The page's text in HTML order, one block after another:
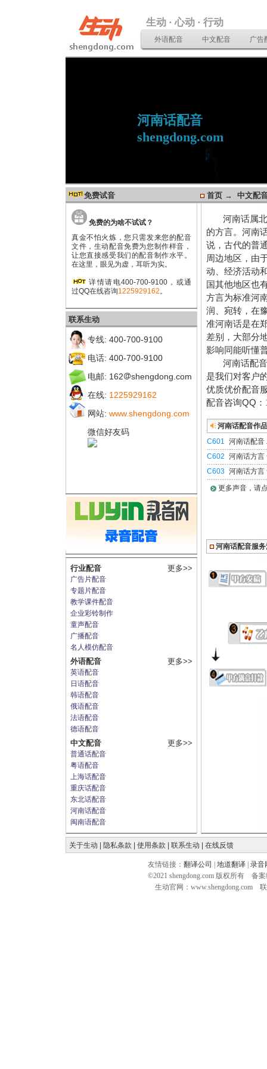
生动 · 心动 · 行动
外语配音 中文配音 广告
河南话配音
shengdong.com
免费试音
免费的为啥不试试？
真金不怕火炼，您只需发来您的配音
文件，生动配音免费为您制作样音，
让您直接感受我们的配音制作水平。
在这里，眼见为虚，耳听为实。
详情请电400-700-9100，或通
过QQ在线咨询1225929162。
联系生动
专线: 400-700-9100
电话: 400-700-9100
电邮: 162
shengdong.com
在线: 1225929162
网站: www.shengdong.com
微信好友码
更多>>
行业配音
广告片配音
专题片配音
教学课件配音
企业彩铃制作
童声配音
广播配音
名人模仿配音
更多>>
外语配音
英语配音
日语配音
韩语配音
俄语配音
法语配音
德语配音
更多>>
中文配音
普通话配音
粤语配音
上海话配音
重庆话配音
东北话配音
河南话配音
闽南语配音
首页 → 中文配
河南话属北
的方言。河南
说，古代的普
周边地区，由
动、经济活动
国其他地区也
方言为标准河
润、宛转，在
准河南话是在
差别，大部分
影响同能听懂
河南话配音
是我们对客户
优质优价配音
配音咨询QQ：
河南话配音作
C601 河南话配音
C602 河南话方言
C603 河南话方言
更多声音，请
河南话配音服
关于生动 隐私条款 使用条款 联系生动 在线反馈
友情链接： 翻译公司 地道翻译 录音
©2021 shengdong.com 版权所有 备
生动官网：www.shengdong.com